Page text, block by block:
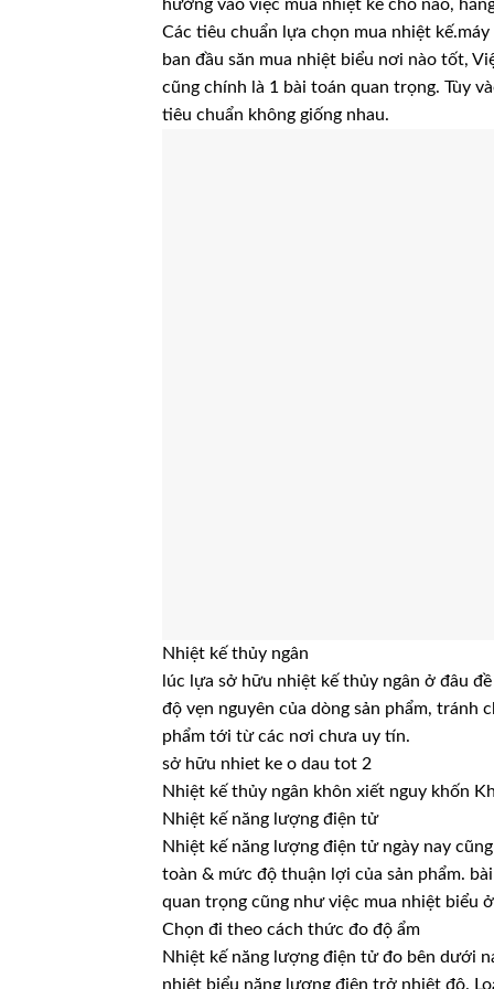
hưởng vào việc mua nhiệt kế chỗ nào,
Các tiêu chuẩn lựa chọn mua nhiệt
ban đầu săn mua nhiệt biểu nơi nào tốt,
cũng chính là 1 bài toán quan trọng. Tùy
tiêu chuẩn không giống nhau.
Nhiệt kế thủy ngân
lúc lựa sở hữu nhiệt kế thủy ngân ở đâu
độ vẹn nguyên của dòng sản phẩm, tránh
phẩm tới từ các nơi chưa uy tín.
sở hữu nhiet ke o dau tot 2
Nhiệt kế thủy ngân khôn xiết nguy khốn
Nhiệt kế năng lượng điện tử
Nhiệt kế năng lượng điện tử ngày nay
toàn & mức độ thuận lợi của sản phẩm.
quan trọng cũng như việc mua nhiệt biểu
Chọn đi theo cách thức đo độ ẩm
Nhiệt kế năng lượng điện tử đo bên dưới
nhiệt biểu năng lượng điện trở nhiệt độ.